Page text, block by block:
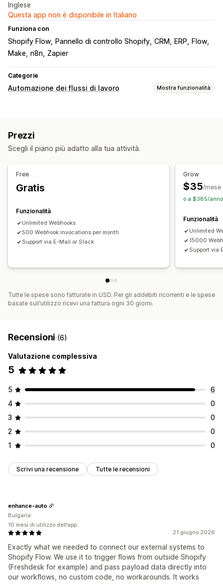
Inglese
Questa app non è disponibile in Italiano
Funziona con
Shopify Flow Pannello di controllo Shopify CRM ERP
Flow
Make n8n Zapier
Categorie
Automazione dei flussi di lavoro Mostra funzionalità
Tag dei prodotti
Rifornimento delle scorte Elaborazione degli ordini
Flussi di lavoro personalizzati
Prezzi
Scegli il piano più adatto alla tua attività.
Free
Gratis
Funzionalità
Unlimited Webhooks
500 Webhook invocations per month
Support via E-Mail or Slack
Grow
$35/mese
o a $385/
Funzionalità
Unlimited
15000
Support via
Tutte le spese sono fatturate in USD. Per gli addebiti ricorrenti e le spese
basate sull’utilizzo ricevi una fattura ogni 30 giorni.
Recensioni (6)
Valutazione complessiva
5
5
6
4
0
3
0
2
0
1
0
Scrivi una recensione Tutte le recensioni
21 giugno 2026
Exactly what we needed to connect our external systems to
Shopify Flow. We use it to trigger flows from outside Shopify
(Freshdesk for example) and pass payload data directly into
our workflows, no custom code, no workarounds. It works
enhance-auto
Bulgaria
10 mesi di utilizzo dell’app